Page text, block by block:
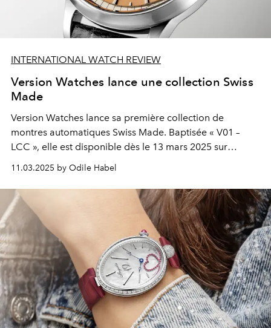
INTERNATIONAL WATCH REVIEW
Version Watches lance une collection Swiss
Made
Version Watches lance sa première collection de
montres automatiques Swiss Made. Baptisée « V01 –
LCC », elle est disponible dès le 13 mars 2025 sur
l’automobile et du mobilier.
11.03.2025 by Odile Habel